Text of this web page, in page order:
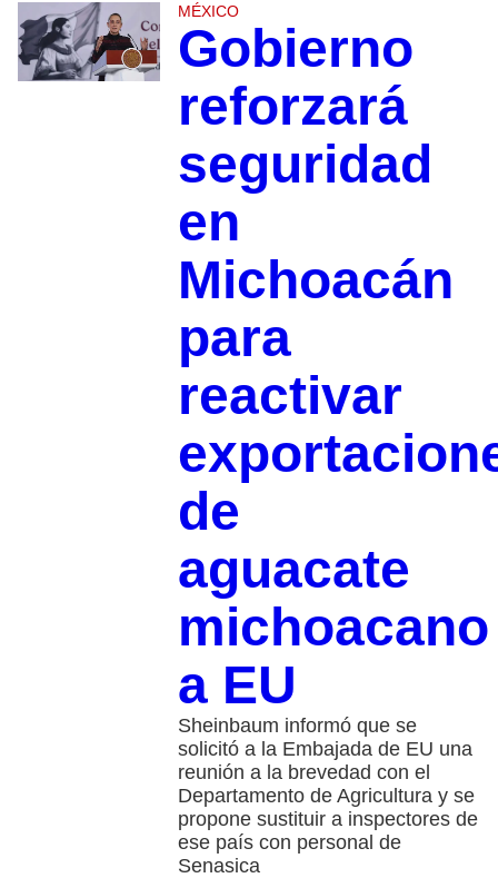
MÉXICO
Gobierno
reforzará
seguridad
en
Michoacán
para
reactivar
de
aguacate
michoacano
a EU
Sheinbaum informó que se
solicitó a la Embajada de EU una
reunión a la brevedad con el
Departamento de Agricultura y se
propone sustituir a inspectores de
ese país con personal de
Senasica